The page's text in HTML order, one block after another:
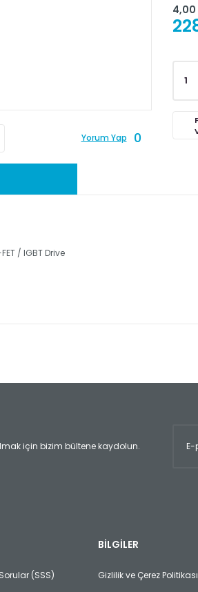
Yorum Yap 0
4,00
/ IGBT Drive
için bizim bültene kaydolun.
(SSS)
BİLGİLER
Gizlilik ve Çerez Politikası